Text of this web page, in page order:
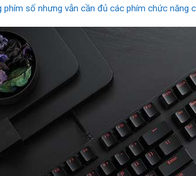
số nhưng vẫn cần đủ các phím chức năng